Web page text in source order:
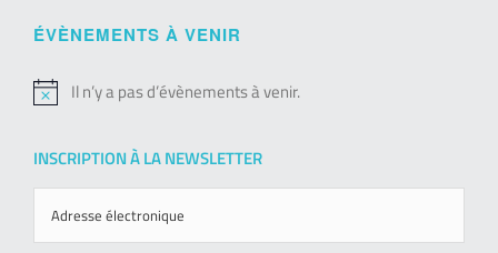
ÉVÈNEMENTS À VENIR
Notice
Il n’y a pas d’évènements à venir.
INSCRIPTION À LA NEWSLETTER